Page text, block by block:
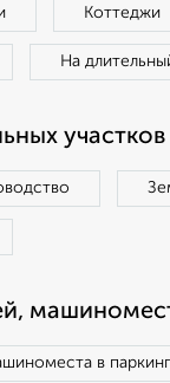
Коттеджи
На
участков
в